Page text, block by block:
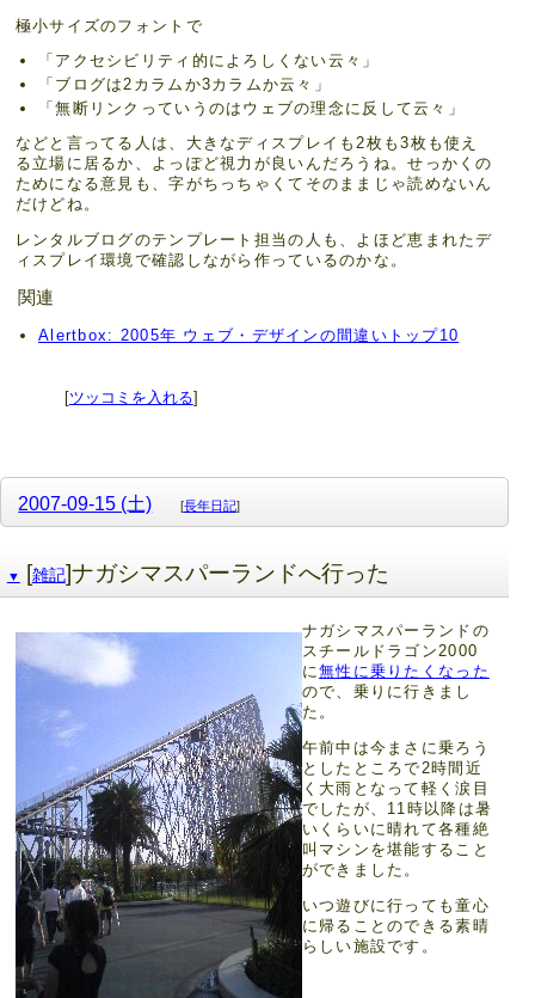
極小サイズのフォントで
「アクセシビリティ的によろしくない云々」
「ブログは2カラムか3カラムか云々」
「無断リンクっていうのはウェブの理念に反して云々」
などと言ってる人は、大きなディスプレイも2枚も3枚も使え
る立場に居るか、よっぽど視力が良いんだろうね。せっかくの
ためになる意見も、字がちっちゃくてそのままじゃ読めないん
だけどね。
レンタルブログのテンプレート担当の人も、よほど恵まれたデ
ィスプレイ環境で確認しながら作っているのかな。
関連
Alertbox: 2005年 ウェブ・デザインの間違いトップ10
[ツッコミを入れる]
2007-09-15 (土) [長年日記]
▼ [雑記]ナガシマスパーランドへ行った
ナガシマスパーランドの
スチールドラゴン2000
に無性に乗りたくなった
ので、乗りに行きまし
た。
午前中は今まさに乗ろう
としたところで2時間近
く大雨となって軽く涙目
でしたが、11時以降は暑
いくらいに晴れて各種絶
叫マシンを堪能すること
ができました。
いつ遊びに行っても童心
に帰ることのできる素晴
らしい施設です。